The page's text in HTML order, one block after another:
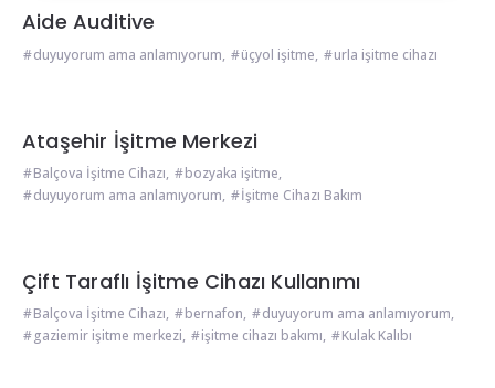
Aide Auditive
duyuyorum ama anlamıyorum, üçyol işitme, urla işitme cihazı
Ataşehir İşitme Merkezi
Balçova İşitme Cihazı, bozyaka işitme,
duyuyorum ama anlamıyorum, İşitme Cihazı Bakım
Çift Taraflı İşitme Cihazı Kullanımı
Balçova İşitme Cihazı, bernafon, duyuyorum ama anlamıyorum,
gaziemir işitme merkezi, işitme cihazı bakımı, Kulak Kalıbı